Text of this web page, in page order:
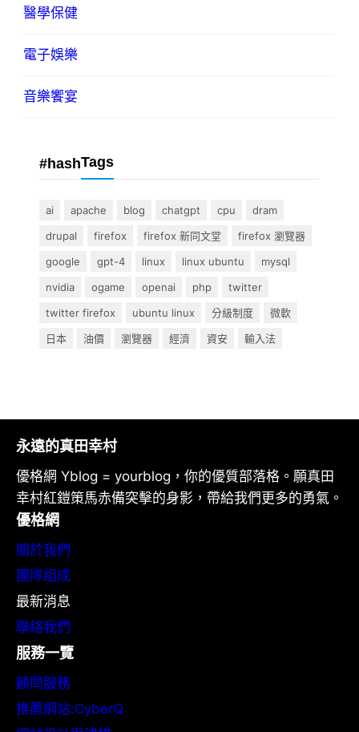
醫學保健
電子娛樂
音樂饗宴
#hashTags
ai apache blog chatgpt cpu
dram
drupal
firefox firefox 新同文堂
firefox 瀏覽器
google
gpt-4 linux linux ubuntu
mysql
nvidia
ogame openai php
twitter
twitter firefox
ubuntu linux 分級制度
微軟
日本
油價 瀏覽器 經濟 資安 輸入法
永遠的真田幸村
優格網 Yblog = yourblog，你的優質部落格。願真田
幸村紅鎧策馬赤備突擊的身影，帶給我們更多的勇氣。
優格網
關於我們
團隊組成
最新消息
聯絡我們
服務一覽
顧問服務
推薦網站:CyberQ